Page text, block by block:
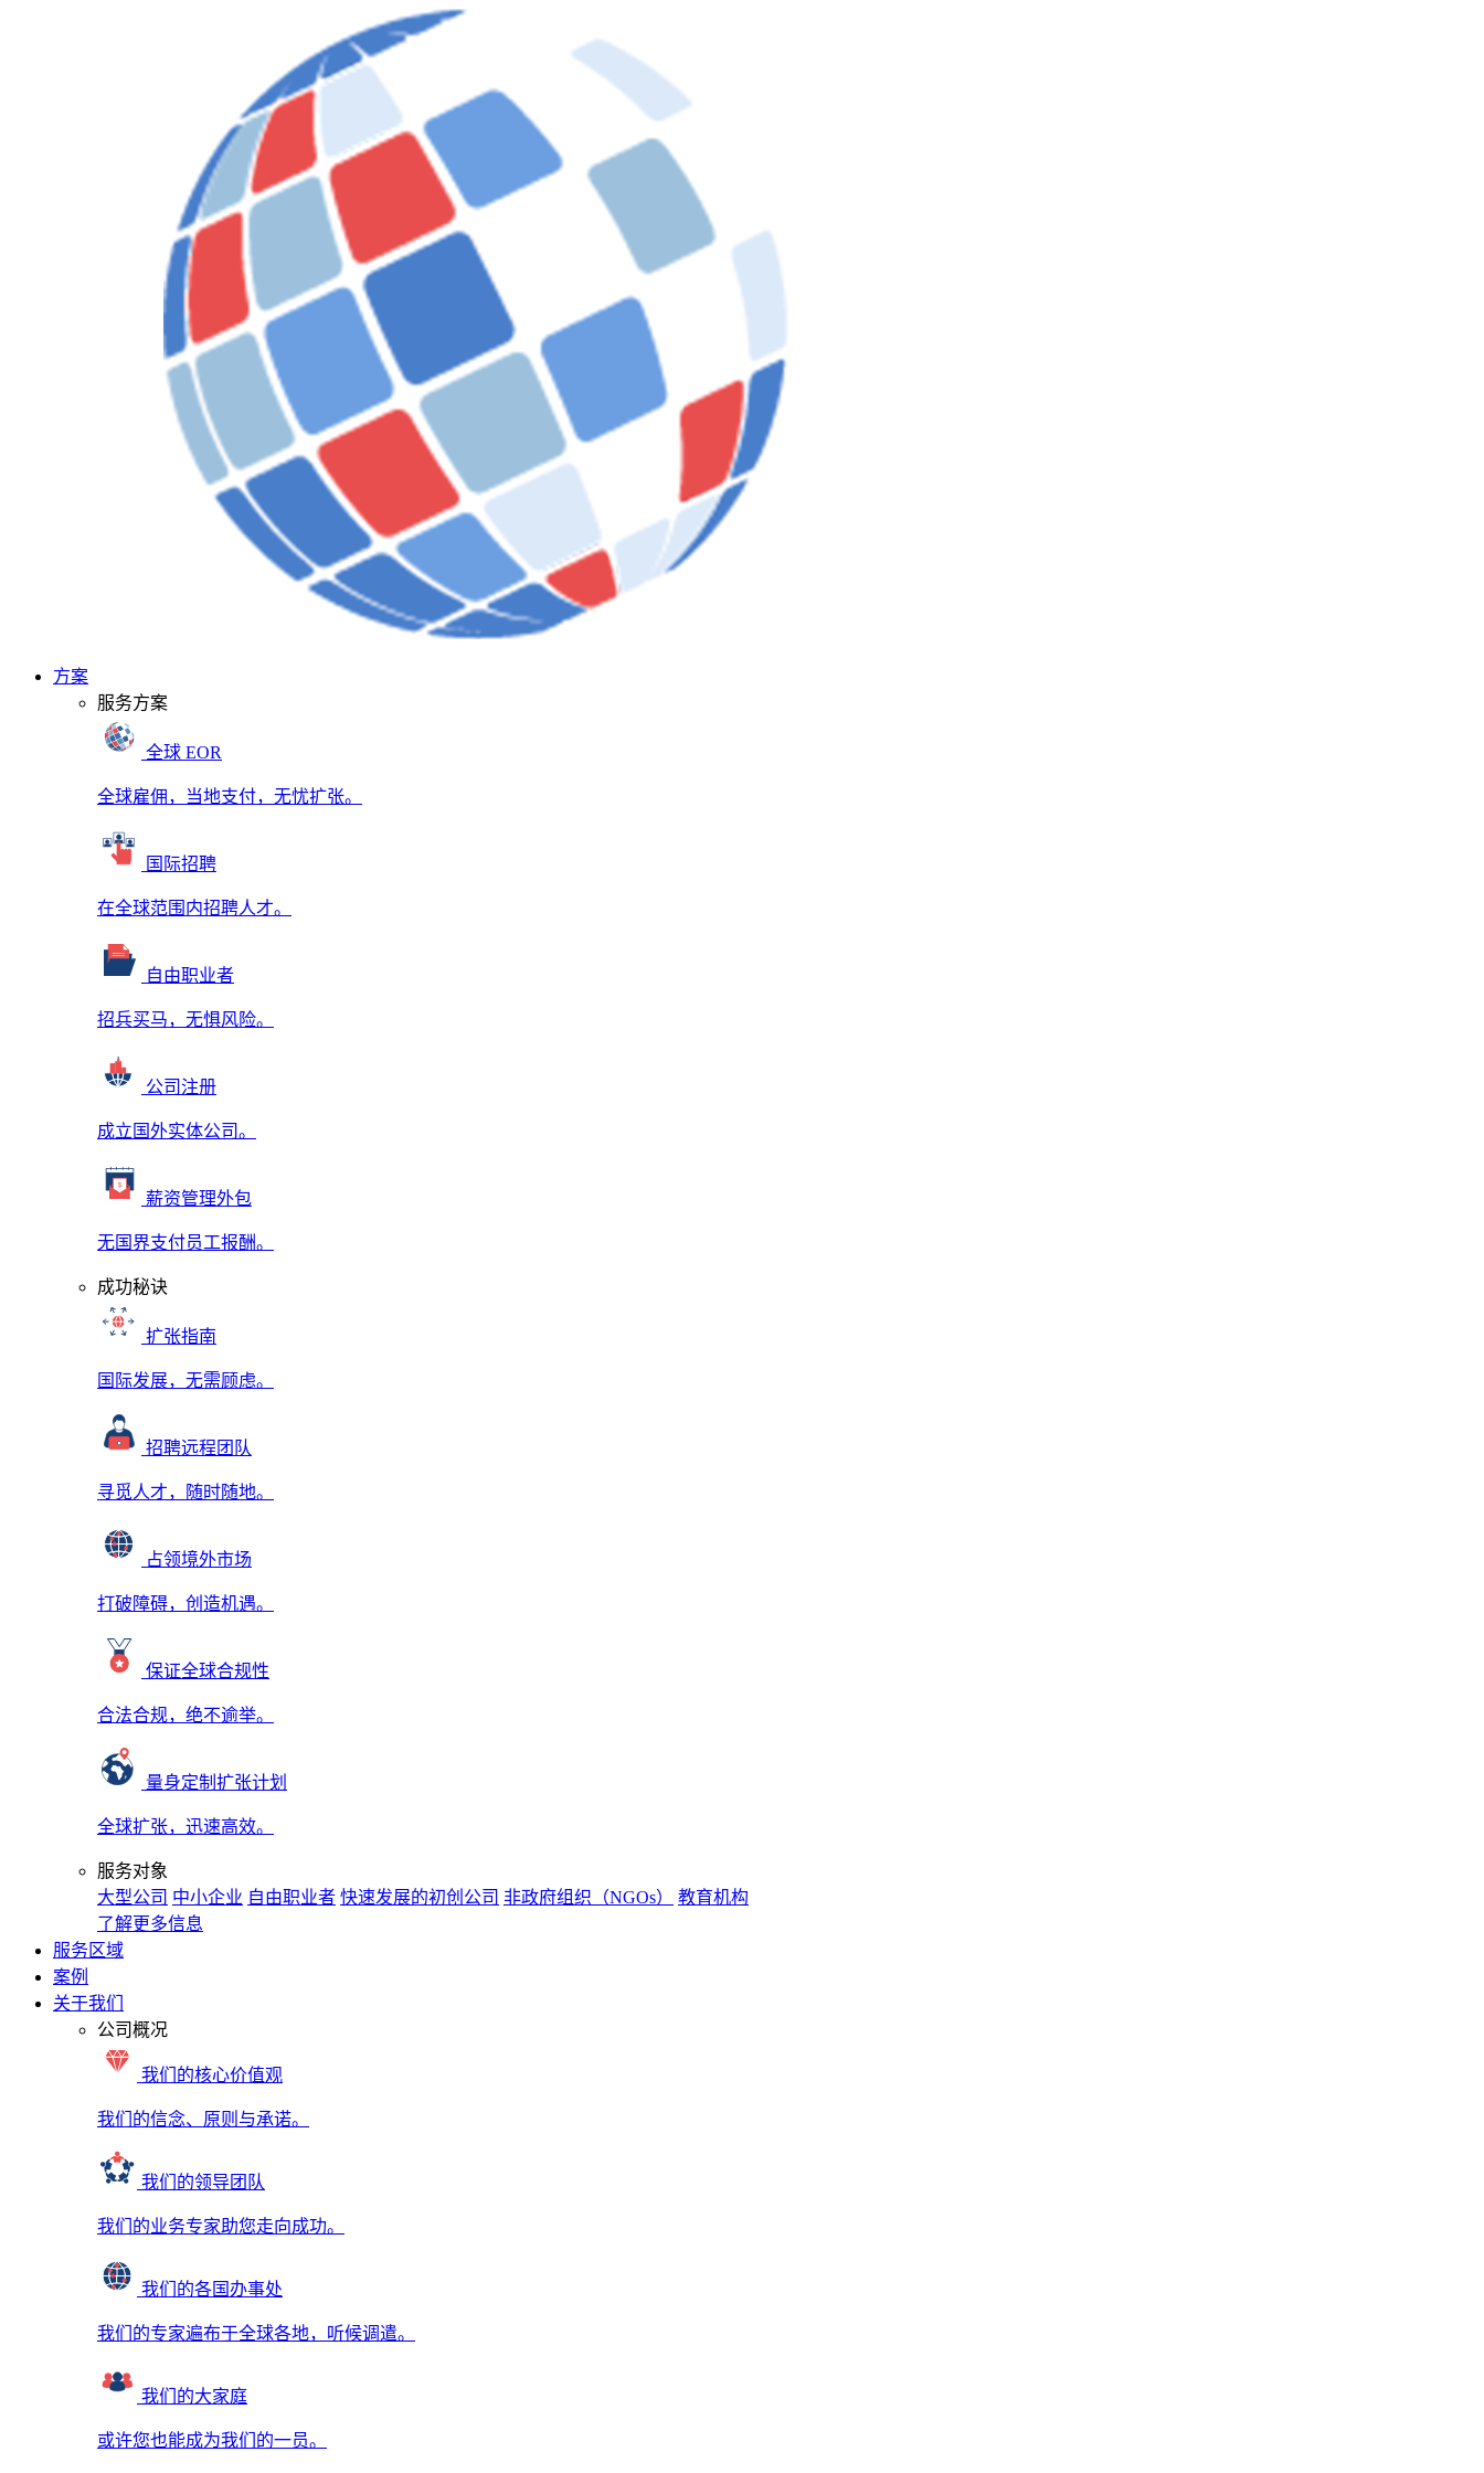
方案
服务方案
全球 EOR
全球雇佣，当地支付，无忧扩张。
国际招聘
在全球范围内招聘人才。
自由职业者
招兵买马，无惧风险。
公司注册
成立国外实体公司。
薪资管理外包
无国界支付员工报酬。
成功秘诀
扩张指南
国际发展，无需顾虑。
招聘远程团队
寻觅人才，随时随地。
占领境外市场
打破障碍，创造机遇。
保证全球合规性
合法合规，绝不逾举。
量身定制扩张计划
全球扩张，迅速高效。
服务对象
大型公司 中小企业 自由职业者 快速发展的初创公司 非政府组织（NGOs）
教育机构
了解更多信息
服务区域
案例
关于我们
公司概况
我们的核心价值观
我们的信念、原则与承诺。
我们的领导团队
我们的业务专家助您走向成功。
我们的各国办事处
我们的专家遍布于全球各地，听候调遣。
我们的大家庭
或许您也能成为我们的一员。